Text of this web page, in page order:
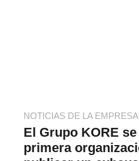
NOTICIAS DE LA EMPRESA
El Grupo KORE
primera